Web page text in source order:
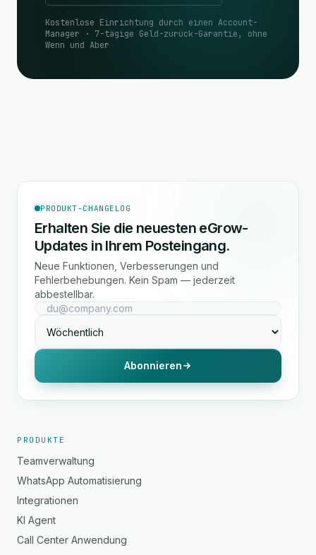
Kostenlose Einrichtung durch einen Account-
Manager · 7-tägige Geld-zurück-Garantie, ohne
Wenn und Aber
PRODUKT-CHANGELOG
Erhalten Sie die neuesten eGrow-
Updates in Ihrem Posteingang.
Neue Funktionen, Verbesserungen und
Fehlerbehebungen. Kein Spam — jederzeit
abbestellbar.
Abonnieren
PRODUKTE
Teamverwaltung
WhatsApp Automatisierung
Integrationen
KI Agent
Call Center Anwendung